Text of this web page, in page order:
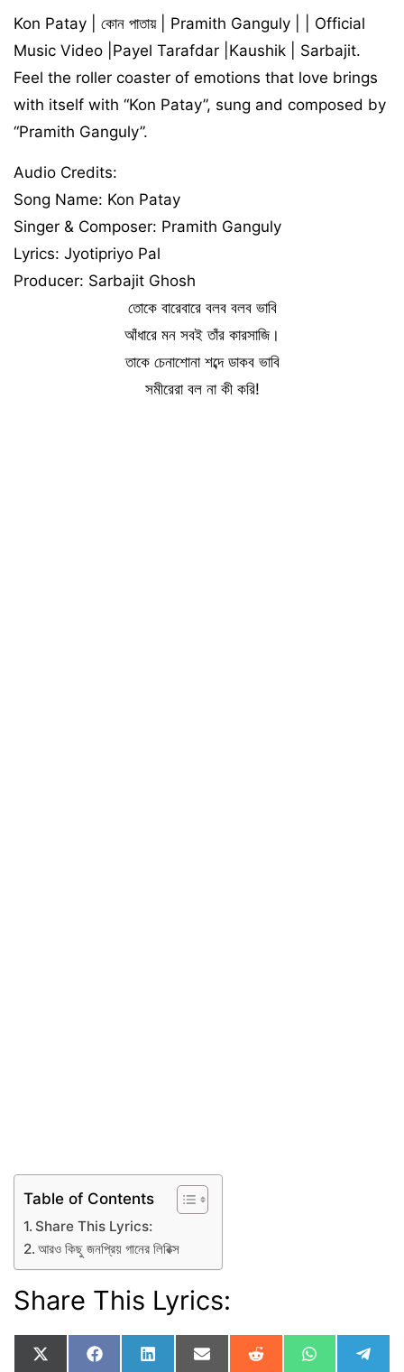
Kon Patay | কোন পাতায় | Pramith Ganguly | | Official
Music Video |Payel Tarafdar |Kaushik | Sarbajit.
Feel the roller coaster of emotions that love brings
with itself with “Kon Patay”, sung and composed by
“Pramith Ganguly”.
Audio Credits:
Song Name: Kon Patay
Singer & Composer: Pramith Ganguly
Lyrics: Jyotipriyo Pal
Producer: Sarbajit Ghosh
তোকে বারেবারে বলব বলব ভাবি
আঁধারে মন সবই তাঁর কারসাজি।
তাকে চেনাশোনা শব্দে ডাকব ভাবি
সমীরেরা বল না কী করি!
Table of Contents
Share This Lyrics:
আরও কিছু জনপ্রিয় গানের লিরিক্স
Share This Lyrics:
Share
X
Share
F
Share
L
Share
E
Share
R
Share
W